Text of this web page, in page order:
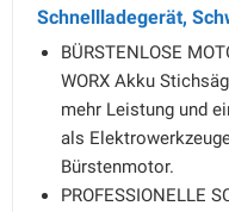
Schnellladegerät,
BÜRSTENLOSE
WORX Akku
mehr Leistung und
als
Bürstenmotor.
PROFESSIONELLE